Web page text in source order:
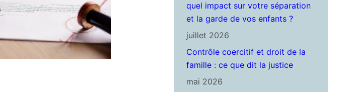
quel impact sur votre séparation
et la garde de vos enfants ?
juillet 2026
Contrôle coercitif et droit de la
famille : ce que dit la justice
mai 2026